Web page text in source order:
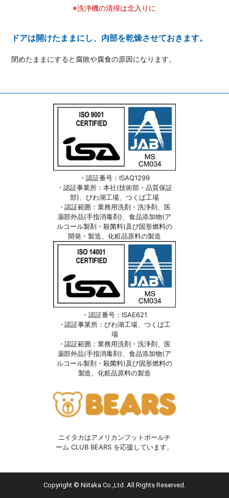
※洗浄機の清掃は念入りに
ドアは開けたままにし、内部を乾燥させておきます。
閉めたままにすると腐敗や腐食の原因になります。
・認証番号：ISAQ1299
・認証事業所：本社(技術部・品質保証
部)、びわ湖工場、つくば工場
・認証範囲：業務用洗剤・洗浄剤、医
薬部外品(手指消毒剤)、食品添加物(ア
ルコール製剤・殺菌料)及び固形燃料の
開発・製造、化粧品原料の製造
・認証番号：ISAE621
・認証事業所：びわ湖工場、つくば工
場
・認証範囲：業務用洗剤・洗浄剤、医
薬部外品(手指消毒剤)、食品添加物(ア
ルコール製剤・殺菌料)及び固形燃料の
製造、化粧品原料の製造
ニイタカはアメリカンフットボールチ
ーム CLUB BEARS を応援しています。
Copyright © Niitaka Co.,Ltd. All Rights Reserved.